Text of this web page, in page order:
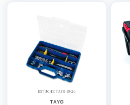
ESTUCHE TAYG 45-26
TAYG